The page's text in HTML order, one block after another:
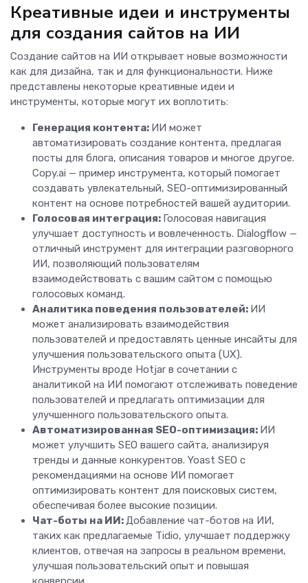
Креативные идеи и инструменты
для создания сайтов на ИИ
Создание сайтов на ИИ открывает новые возможности
как для дизайна, так и для функциональности. Ниже
представлены некоторые креативные идеи и
инструменты, которые могут их воплотить:
Генерация контента: ИИ может
автоматизировать создание контента, предлагая
посты для блога, описания товаров и многое другое.
Copy.ai — пример инструмента, который помогает
создавать увлекательный, SEO-оптимизированный
контент на основе потребностей вашей аудитории.
Голосовая интеграция: Голосовая навигация
улучшает доступность и вовлеченность. Dialogflow —
отличный инструмент для интеграции разговорного
ИИ, позволяющий пользователям
взаимодействовать с вашим сайтом с помощью
голосовых команд.
Аналитика поведения пользователей: ИИ
может анализировать взаимодействия
пользователей и предоставлять ценные инсайты для
улучшения пользовательского опыта (UX).
Инструменты вроде Hotjar в сочетании с
аналитикой на ИИ помогают отслеживать поведение
пользователей и предлагать оптимизации для
улучшенного пользовательского опыта.
Автоматизированная SEO-оптимизация: ИИ
может улучшить SEO вашего сайта, анализируя
тренды и данные конкурентов. Yoast SEO с
рекомендациями на основе ИИ помогает
оптимизировать контент для поисковых систем,
обеспечивая более высокие позиции.
Чат-боты на ИИ:Добавление чат-ботов на ИИ,
таких как предлагаемые Tidio, улучшает поддержку
клиентов, отвечая на запросы в реальном времени,
улучшая пользовательский опыт и повышая